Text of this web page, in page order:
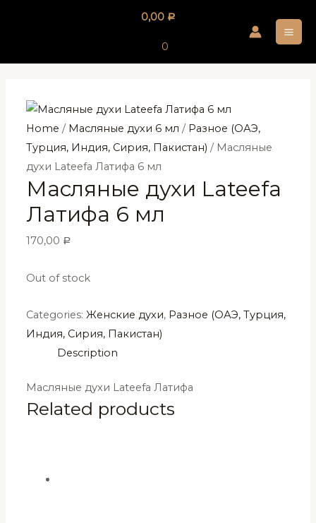
0,00 Р
0
Home / Масляные духи 6 мл / Разное (ОАЭ,
Турция, Индия, Сирия, Пакистан) / Масляные
духи Lateefa Латифа 6 мл
Масляные духи Lateefa
Латифа 6 мл
170,00 Р
Out of stock
Categories:Женские духи, Разное (ОАЭ, Турция,
Индия, Сирия, Пакистан)
Description
Масляные духи Lateefa Латифа
Related products